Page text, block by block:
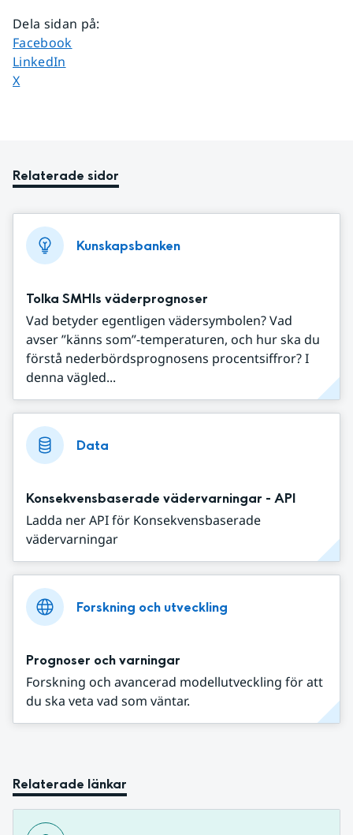
Dela sidan på:
Dela sidan på
Facebook
Dela sidan på
LinkedIn
Dela sidan på
X
Relaterade sidor
Kunskapsbanken
Tolka SMHIs väderprognoser
Vad betyder egentligen vädersymbolen? Vad
avser ”känns som”-temperaturen, och hur ska du
förstå nederbördsprognosens procentsiffror? I
denna vägled...
Data
Konsekvensbaserade vädervarningar - API
Ladda ner API för Konsekvensbaserade
vädervarningar
Forskning och utveckling
Prognoser och varningar
Forskning och avancerad modellutveckling för att
du ska veta vad som väntar.
Relaterade länkar